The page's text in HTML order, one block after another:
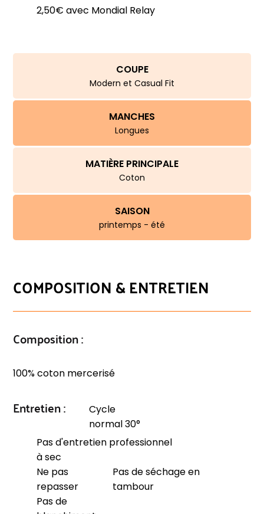
beige
2,50€ avec Mondial Relay
COUPE
Modern et Casual Fit
MANCHES
Longues
MATIÈRE PRINCIPALE
Coton
SAISON
printemps - été
COMPOSITION & ENTRETIEN
Composition :
100% coton mercerisé
Entretien :
Cycle
normal 30°
Pas d'entretien professionnel
à sec
Ne pas
repasser
Pas de séchage en
tambour
Pas de